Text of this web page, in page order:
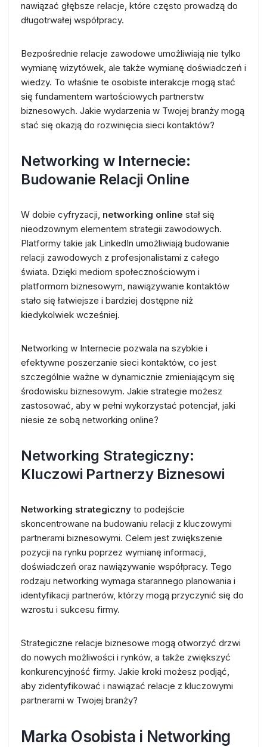
nawiązać głębsze relacje, które często prowadzą do
długotrwałej współpracy.
Bezpośrednie relacje zawodowe umożliwiają nie tylko
wymianę wizytówek, ale także wymianę doświadczeń i
wiedzy. To właśnie te osobiste interakcje mogą stać
się fundamentem wartościowych partnerstw
biznesowych. Jakie wydarzenia w Twojej branży mogą
stać się okazją do rozwinięcia sieci kontaktów?
Networking w Internecie:
Budowanie Relacji Online
W dobie cyfryzacji, networking online stał się
nieodzownym elementem strategii zawodowych.
Platformy takie jak LinkedIn umożliwiają budowanie
relacji zawodowych z profesjonalistami z całego
świata. Dzięki mediom społecznościowym i
platformom biznesowym, nawiązywanie kontaktów
stało się łatwiejsze i bardziej dostępne niż
kiedykolwiek wcześniej.
Networking w Internecie pozwala na szybkie i
efektywne poszerzanie sieci kontaktów, co jest
szczególnie ważne w dynamicznie zmieniającym się
środowisku biznesowym. Jakie strategie możesz
zastosować, aby w pełni wykorzystać potencjał, jaki
niesie ze sobą networking online?
Networking Strategiczny:
Kluczowi Partnerzy Biznesowi
Networking strategiczny to podejście
skoncentrowane na budowaniu relacji z kluczowymi
partnerami biznesowymi. Celem jest zwiększenie
pozycji na rynku poprzez wymianę informacji,
doświadczeń oraz nawiązywanie współpracy. Tego
rodzaju networking wymaga starannego planowania i
identyfikacji partnerów, którzy mogą przyczynić się do
wzrostu i sukcesu firmy.
Strategiczne relacje biznesowe mogą otworzyć drzwi
do nowych możliwości i rynków, a także zwiększyć
konkurencyjność firmy. Jakie kroki możesz podjąć,
aby zidentyfikować i nawiązać relacje z kluczowymi
partnerami w Twojej branży?
Marka Osobista i Networking